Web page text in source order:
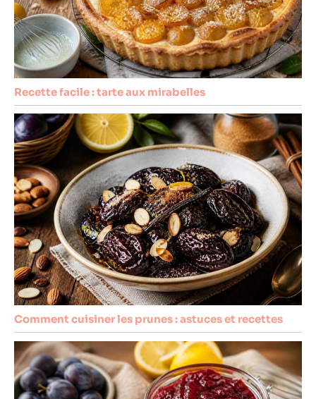
Recette facile : tarte aux mirabelles
Comment cuisiner les prunes : astuces et recettes